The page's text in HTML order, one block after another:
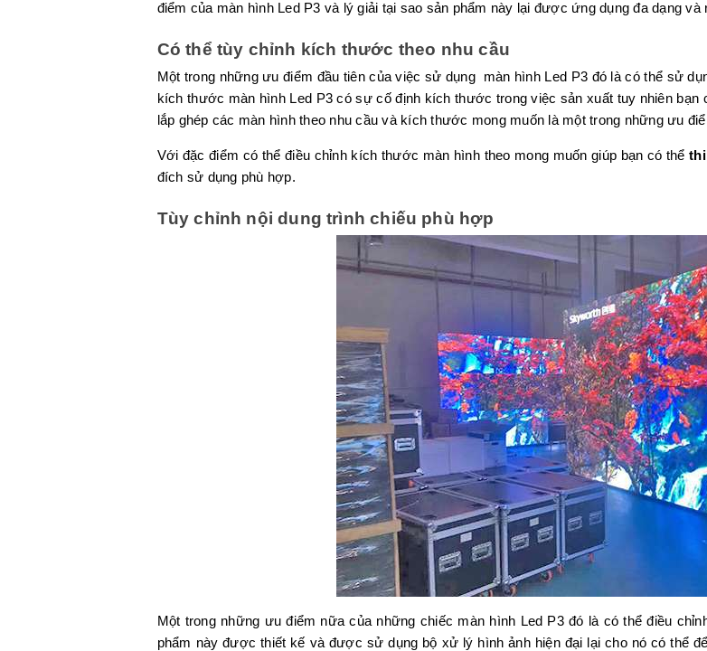
điểm của màn hình Led P3 và lý giải tại sao sản phẩm này lại được ứng dụng đa dạng và
Có thể tùy chỉnh kích thước theo nhu cầu
Một trong những ưu điểm đầu tiên của việc sử dụng màn hình Led P3 đó là có thể sử
kích thước màn hình Led P3 có sự cố định kích thước trong việc sản xuất tuy nhiên bạn
lắp ghép các màn hình theo nhu cầu và kích thước mong muốn là một trong những ưu
Với đặc điểm có thể điều chỉnh kích thước màn hình theo mong muốn giúp bạn có thể
đích sử dụng phù hợp.
Tùy chỉnh nội dung trình chiếu phù hợp
Một trong những ưu điểm nữa của những chiếc màn hình Led P3 đó là có thể điều
phẩm này được thiết kế và được sử dụng bộ xử lý hình ảnh hiện đại lại cho nó có thể